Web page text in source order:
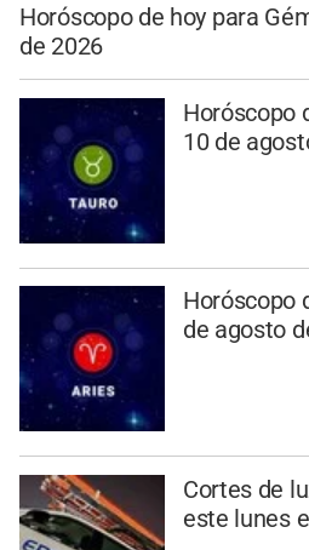
Horóscopo de hoy para
de 2026
Horóscopo
10 de
Horóscopo
de agosto
Cortes de
este lunes